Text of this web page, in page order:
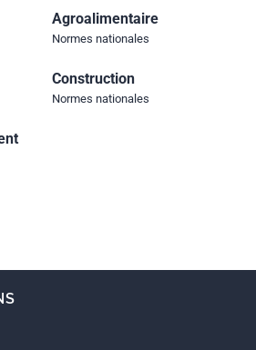
Agroalimentaire
Normes nationales
Construction
Normes nationales